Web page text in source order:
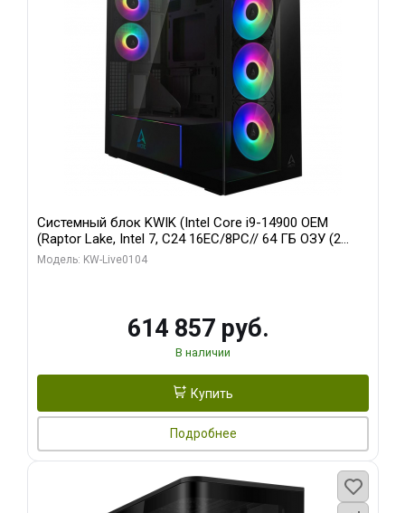
Системный блок KWIK (Intel Core i9-14900 OEM
(Raptor Lake, Intel 7, C24 16EC/8PC// 64 ГБ ОЗУ (2
модуля)/ Afox RTX4090 24GB GDDR6X 384-Bit 3xDP
Модель: KW-Live0104
614 857 руб.
В наличии
Купить
Подробнее